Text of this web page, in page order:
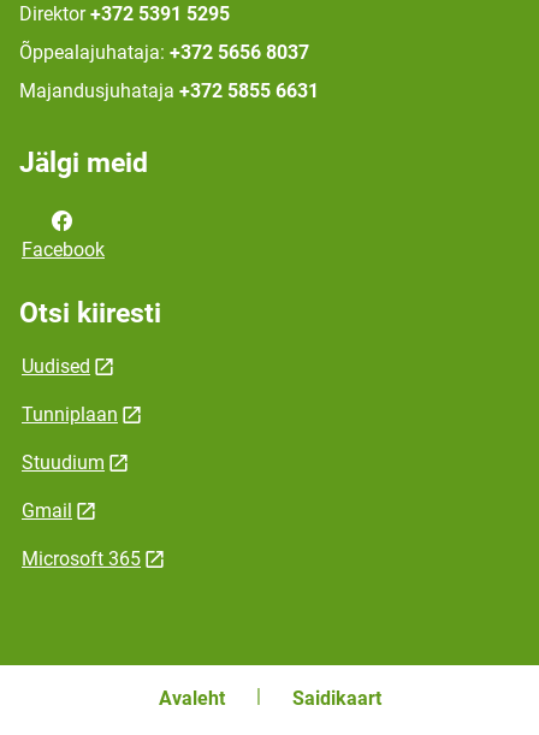
Direktor +372 5391 5295
Õppealajuhataja: +372 5656 8037
Majandusjuhataja +372 5855 6631
Jälgi meid
Facebook
Otsi kiiresti
Uudised
Tunniplaan
Stuudium
Gmail
Microsoft 365
Avaleht Saidikaart